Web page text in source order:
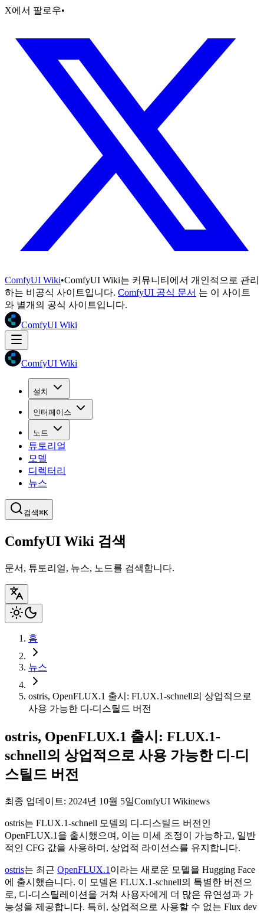
X에서 팔로우•
ComfyUI Wiki•ComfyUI Wiki는 커뮤니티에서 개인적으로 관리
하는 비공식 사이트입니다. ComfyUI 공식 문서 는 이 사이트
와 별개의 공식 사이트입니다.
ComfyUI Wiki
ComfyUI Wiki
설치
인터페이스
노드
튜토리얼
모델
디렉터리
뉴스
검색⌘K
ComfyUI Wiki 검색
문서, 튜토리얼, 뉴스, 노드를 검색합니다.
홈
뉴스
ostris, OpenFLUX.1 출시: FLUX.1-schnell의 상업적으로
사용 가능한 디-디스틸드 버전
ostris, OpenFLUX.1 출시: FLUX.1-
schnell의 상업적으로 사용 가능한 디-디
스틸드 버전
최종 업데이트: 2024년 10월 5일ComfyUI Wikinews
ostris는 FLUX.1-schnell 모델의 디-디스틸드 버전인
OpenFLUX.1을 출시했으며, 이는 미세 조정이 가능하고, 일반
적인 CFG 값을 사용하며, 상업적 라이선스를 유지합니다.
ostris는 최근 OpenFLUX.1 이라는 새로운 모델을 Hugging Face
에 출시했습니다. 이 모델은 FLUX.1-schnell의 특별한 버전으
로, 디-디스틸레이션을 거쳐 사용자에게 더 많은 유연성과 가
능성을 제공합니다. 특히, 상업적으로 사용할 수 없는 Flux dev